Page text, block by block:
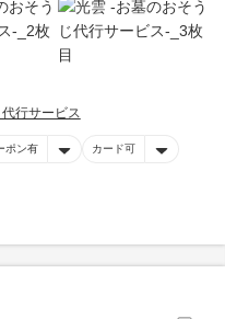
行サービス
ポン有 カード可